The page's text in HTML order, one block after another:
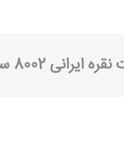
ایرانی 8002 ست نقره عیار 925